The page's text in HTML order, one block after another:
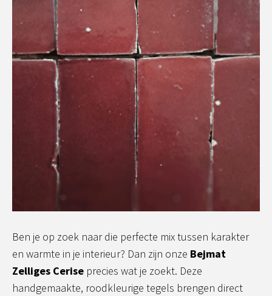
Ben je op zoek naar die perfecte mix tussen karakter
en warmte in je interieur? Dan zijn onze Bejmat
Zelliges Cerise precies wat je zoekt. Deze
handgemaakte, roodkleurige tegels brengen direct